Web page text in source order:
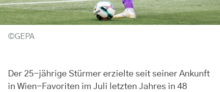
©GEPA
Der 25-jährige Stürmer erzielte seit seiner Ankunft
in Wien-Favoriten im Juli letzten Jahres in 48